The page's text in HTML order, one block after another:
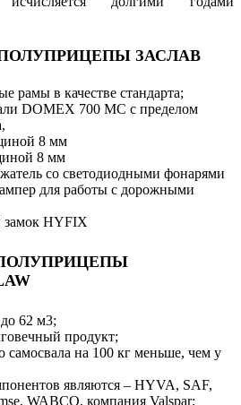
ЗАСЛАВ
рамы в качестве стандарта;
DOMEX 700 MC с пределом
8 мм
8 мм
со светодиодными фонарями
для работы с дорожными
HYFIX
62 м3;
продукт;
самосвала на 100 кг меньше, чем у
являются – HYVA, SAF,
WABCO, компания Valspar;